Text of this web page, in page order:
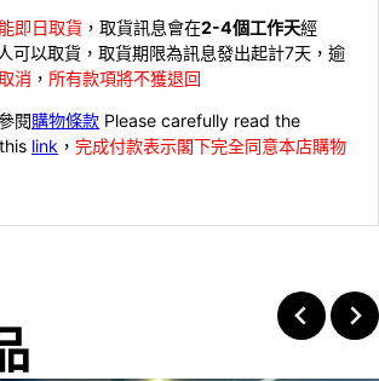
即日取貨 ，取貨訊息會在2-4個工作天經
可以取貨，取貨期限為訊息發出起計7天，逾
消 ， 所有款項將不獲退回
閱購物條款 Please carefully read the
link ， 完成付款表示閣下完全同意本店購物